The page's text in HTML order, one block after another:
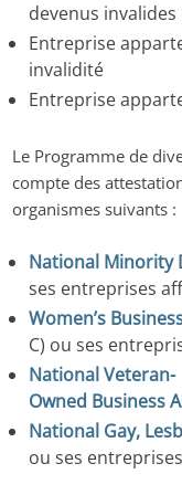
devenus
Entreprise
invalidité
Entreprise
Le Programme de
compte des
organismes suivants :
National Minority
ses entreprises
Women’s
C) ou ses
National Veteran-
Owned Business
National Gay,
ou ses